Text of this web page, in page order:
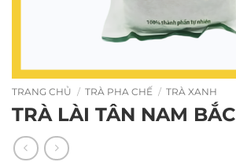
TRANG CHỦ / TRÀ PHA CHẾ / TRÀ XANH
TRÀ LÀI TÂN NAM BẮC